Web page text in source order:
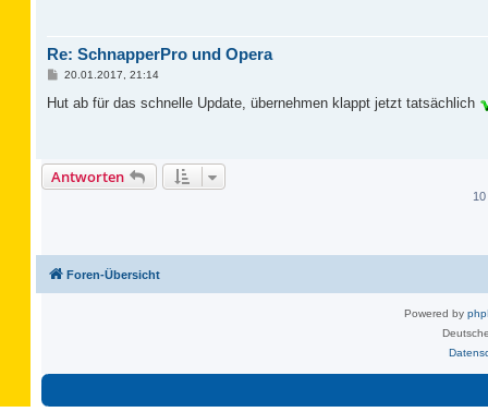
Re: SchnapperPro und Opera
B20.01.2017, 21:14
Hut ab für das schnelle Update, übernehmen klappt jetzt tatsächlich
Antworten
Foren-Übersicht
Powered by